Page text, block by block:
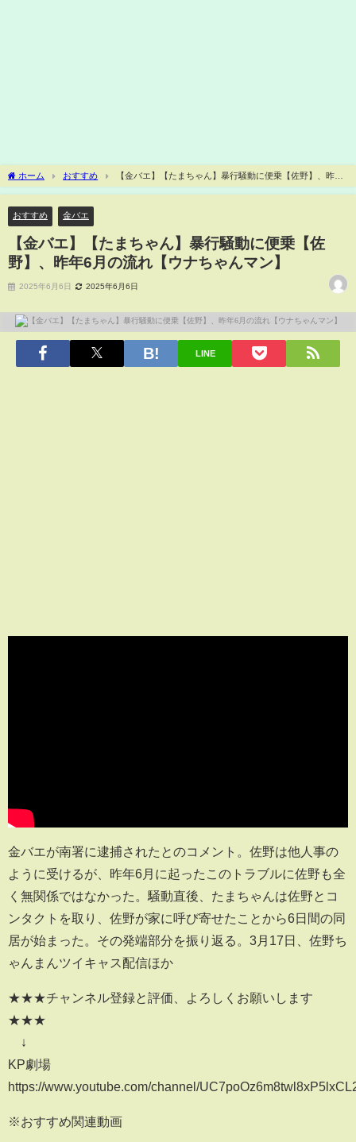
ホーム おすすめ
【金バエ】【たまちゃん】暴行騒動に便乗【佐野】、昨年
6月の流れ【ウナちゃんマン】
おすすめ 金バエ
【金バエ】【たまちゃん】暴行騒動に便乗【佐
野】、昨年6月の流れ【ウナちゃんマン】
2025年6月6日 2025年6月6日
LINE
金バエが南署に逮捕されたとのコメント。佐野は他人事の
ように受けるが、昨年6月に起ったこのトラブルに佐野も全
く無関係ではなかった。騒動直後、たまちゃんは佐野とコ
ンタクトを取り、佐野が家に呼び寄せたことから6日間の同
居が始まった。その発端部分を振り返る。3月17日、佐野ち
ゃんまんツイキャス配信ほか
★★★チャンネル登録と評価、よろしくお願いします
★★★
↓
KP劇場
https://www.youtube.com/channel/
※おすすめ関連動画